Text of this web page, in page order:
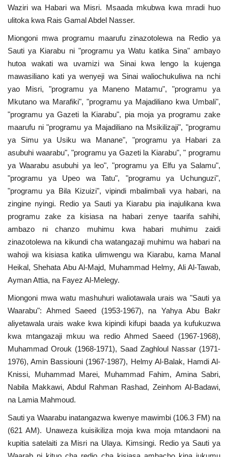
Waziri wa Habari wa Misri. Msaada mkubwa kwa mradi huo
ulitoka kwa Rais Gamal Abdel Nasser.
Miongoni mwa programu maarufu zinazotolewa na Redio ya
Sauti ya Kiarabu ni "programu ya Watu katika Sina" ambayo
hutoa wakati wa uvamizi wa Sinai kwa lengo la kujenga
mawasiliano kati ya wenyeji wa Sinai waliochukuliwa na nchi
yao Misri, "programu ya Maneno Matamu", "programu ya
Mkutano wa Marafiki", "programu ya Majadiliano kwa Umbali",
"programu ya Gazeti la Kiarabu", pia moja ya programu zake
maarufu ni "programu ya Majadiliano na Msikilizaji", "programu
ya Simu ya Usiku wa Manane", "programu ya Habari za
asubuhi waarabu", "programu ya Gazeti la Kiarabu", " programu
ya Waarabu asubuhi ya leo", "programu ya Elfu ya Salamu",
"programu ya Upeo wa Tatu", "programu ya Uchunguzi",
"programu ya Bila Kizuizi", vipindi mbalimbali vya habari, na
zingine nyingi. Redio ya Sauti ya Kiarabu pia inajulikana kwa
programu zake za kisiasa na habari zenye taarifa sahihi,
ambazo ni chanzo muhimu kwa habari muhimu zaidi
zinazotolewa na kikundi cha watangazaji muhimu wa habari na
wahoji wa kisiasa katika ulimwengu wa Kiarabu, kama Manal
Heikal, Shehata Abu Al-Majd, Muhammad Helmy, Ali Al-Tawab,
Ayman Attia, na Fayez Al-Melegy.
Miongoni mwa watu mashuhuri waliotawala urais wa "Sauti ya
Waarabu": Ahmed Saeed (1953-1967), na Yahya Abu Bakr
aliyetawala urais wake kwa kipindi kifupi baada ya kufukuzwa
kwa mtangazaji mkuu wa redio Ahmed Saeed (1967-1968),
Muhammad Orouk (1968-1971), Saad Zaghloul Nassar (1971-
1976), Amin Bassiouni (1967-1987), Helmy Al-Balak, Hamdi Al-
Knissi, Muhammad Marei, Muhammad Fahim, Amina Sabri,
Nabila Makkawi, Abdul Rahman Rashad, Zeinhom Al-Badawi,
na Lamia Mahmoud.
Sauti ya Waarabu inatangazwa kwenye mawimbi (106.3 FM) na
(621 AM). Unaweza kuisikiliza moja kwa moja mtandaoni na
kupitia satelaiti za Misri na Ulaya. Kimsingi. Redio ya Sauti ya